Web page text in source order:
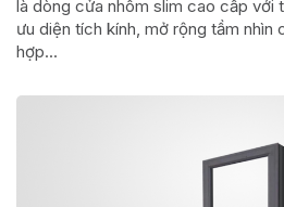
là dòng cửa nhôm slim cao cấp với
ưu diện tích kính, mở rộng tầm nhìn
hợp...